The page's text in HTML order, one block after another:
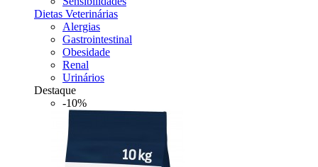
Dietas Veterinárias
Alergias
Gastrointestinal
Obesidade
Renal
Urinários
Destaque
-10%